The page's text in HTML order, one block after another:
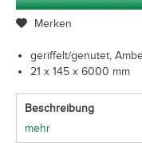
Merken
geriffelt/genutet,
21 x 145 x 6000 mm
Beschreibung
mehr